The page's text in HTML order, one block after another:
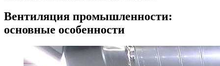
Вентиляция промышленности:
основные особенности